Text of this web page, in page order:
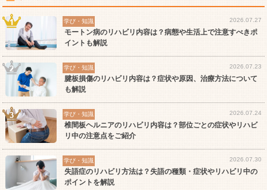
学び・知識 2026.07.27
モートン病のリハビリ内容は？病態や生活上で注意すべきポ
イントも解説
学び・知識 2026.07.23
腱板損傷のリハビリ内容は？症状や原因、治療方法について
も解説
学び・知識 2026.07.24
椎間板ヘルニアのリハビリ内容は？部位ごとの症状やリハビ
リ中の注意点をご紹介
学び・知識 2026.07.30
失語症のリハビリ方法は？失語の種類・症状やリハビリ中の
ポイントを解説